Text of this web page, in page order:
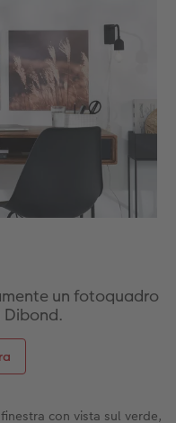
un fotoquadro
Dibond.
con vista sul verde,